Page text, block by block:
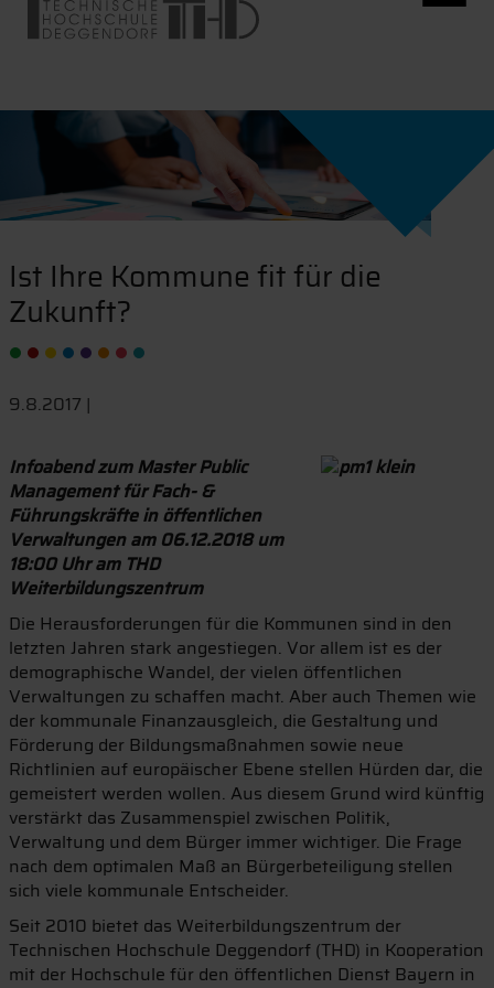
Ist Ihre Kommune fit für die
Zukunft?
9.8.2017 |
Infoabend zum Master Public
Management für Fach- &
Führungskräfte in öffentlichen
Verwaltungen am 06.12.2018 um
18:00 Uhr am THD
Weiterbildungszentrum
Die Herausforderungen für die Kommunen sind in den
letzten Jahren stark angestiegen. Vor allem ist es der
demographische Wandel, der vielen öffentlichen
Verwaltungen zu schaffen macht. Aber auch Themen wie
der kommunale Finanzausgleich, die Gestaltung und
Förderung der Bildungsmaßnahmen sowie neue
Richtlinien auf europäischer Ebene stellen Hürden dar, die
gemeistert werden wollen. Aus diesem Grund wird künftig
verstärkt das Zusammenspiel zwischen Politik,
Verwaltung und dem Bürger immer wichtiger. Die Frage
nach dem optimalen Maß an Bürgerbeteiligung stellen
sich viele kommunale Entscheider.
Seit 2010 bietet das Weiterbildungszentrum der
Technischen Hochschule Deggendorf (THD) in Kooperation
mit der Hochschule für den öffentlichen Dienst Bayern in